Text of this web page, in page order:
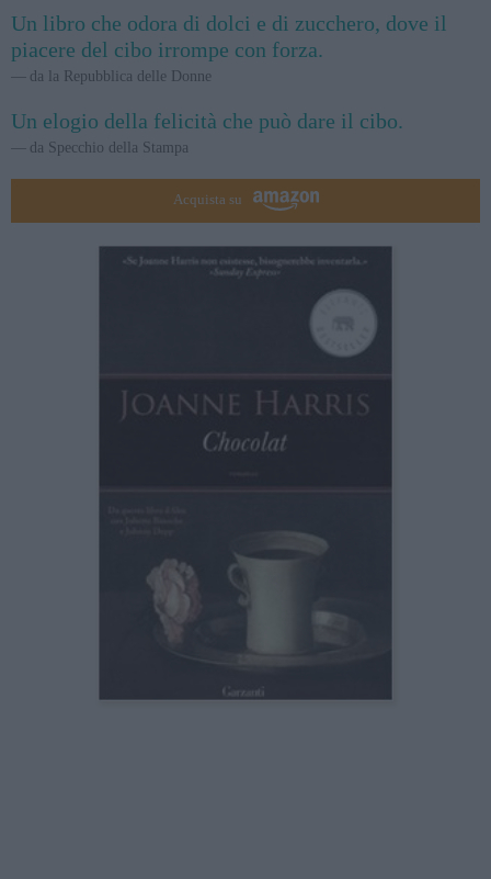
Un libro che odora di dolci e di zucchero, dove il
piacere del cibo irrompe con forza.
da la Repubblica delle Donne
Un elogio della felicità che può dare il cibo.
da Specchio della Stampa
Acquista su